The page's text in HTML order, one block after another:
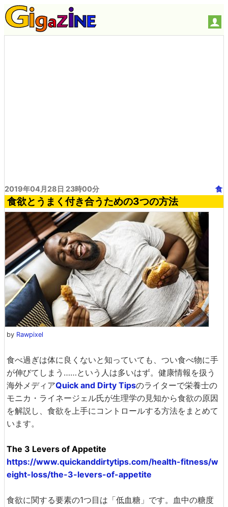
2019年04月28日 23時00分 食
食欲とうまく付き合うための3つの方法
by Rawpixel
食べ過ぎは体に良くないと知っていても、つい食べ物に手
が伸びてしまう……という人は多いはず。健康情報を扱う
海外メディアQuick and Dirty Tipsのライターで栄養士の
モニカ・ライネージェル氏が生理学の見知から食欲の原因
を解説し、食欲を上手にコントロールする方法をまとめて
います。
The 3 Levers of Appetite
https://www.quickanddirtytips.com/health-fitness/w
eight-loss/the-3-levers-of-appetite
食欲に関する要素の1つ目は「低血糖」です。血中の糖度